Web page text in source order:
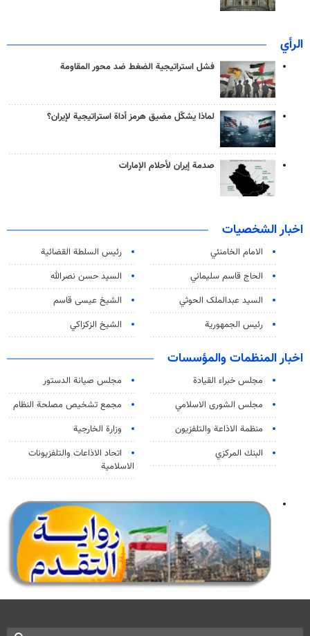
الرأي
فشل استراتيجية الضغط ضد محور المقاومة
لماذا يشكّل مضيق هرمز أداة استراتيجية لإيران؟
صدمة إيران لأحلام الإمارات
اخبار الشخصيات
الامام الخامنئي
رئیس السلطة القضائیة
الحاج قاسم سليماني
السيد حسن نصرالله
السید عبدالملک الحوثي
الشيخ عيسى قاسم
رئيس الجمهورية
الشيخ الزكزاكي
اخبار المنظمات والمؤسسات
مجلس خبراء القيادة
مجلس صيانة الدستور
مجلس الشورى الاسلامي
مجمع تشخيص مصلحة النظام
منظمة الاذاعة والتلفزیون
وزارة الخارجية
البنك المركزي
اتحاد الاذاعات والتلفزيونات
الاسلامية